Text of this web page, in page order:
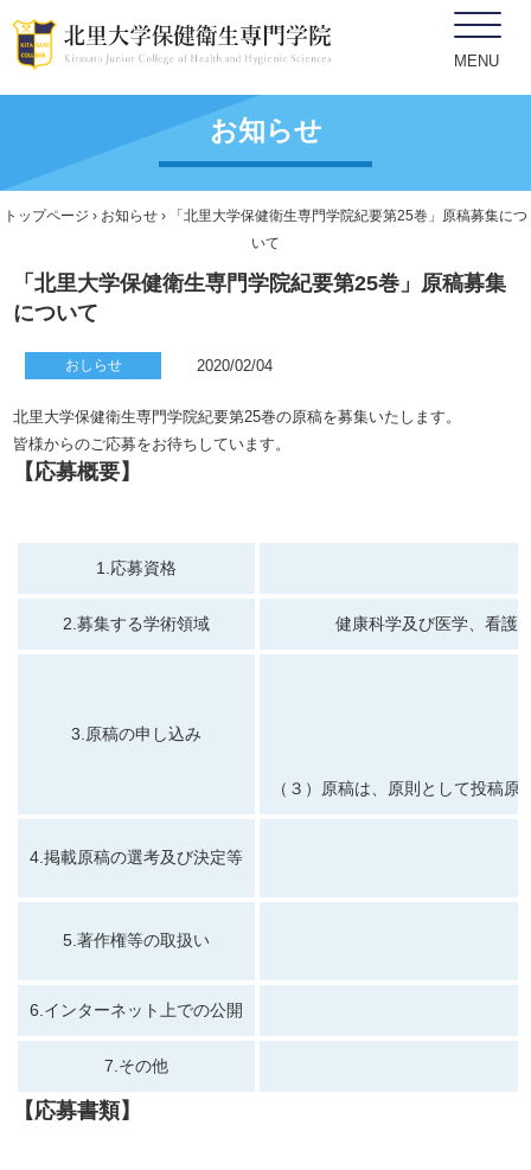
MENU
お知らせ
トップページ › お知らせ › 「北里大学保健衛生専門学院紀要第25巻」原稿募集につ
いて
「北里大学保健衛生専門学院紀要第25巻」原稿募集
について
おしらせ 2020/02/04
北里大学保健衛生専門学院紀要第25巻の原稿を募集いたします。
皆様からのご応募をお待ちしています。
【応募概要】
1.応募資格
2.募集する学術領域 健康科学及び医学、看護
3.原稿の申し込み
（３）原稿は、原則として投稿
4.掲載原稿の選考及び決定等
5.著作権等の取扱い
6.インターネット上での公開
7.その他
【応募書類】